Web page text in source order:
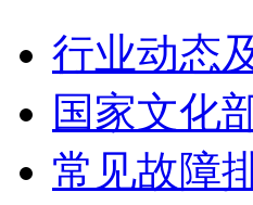
行业动态
国家文化
常见故障